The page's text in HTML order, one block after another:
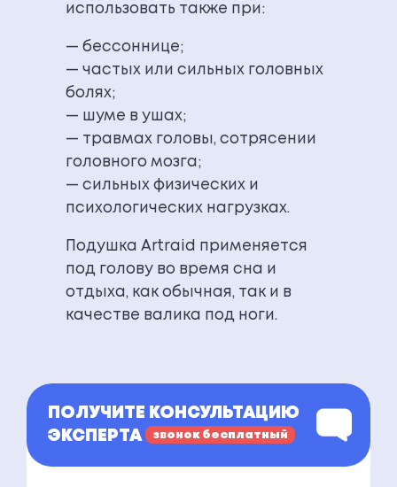
использовать также при:
— бессоннице;
— частых или сильных головных
болях;
— шуме в ушах;
— травмах головы, сотрясении
головного мозга;
— сильных физических и
психологических нагрузках.
Подушка Artraid применяется
под голову во время сна и
отдыха, как обычная, так и в
качестве валика под ноги.
ПОЛУЧИТЕ КОНСУЛЬТАЦИЮ
ЭКСПЕРТА
звонок бесплатный